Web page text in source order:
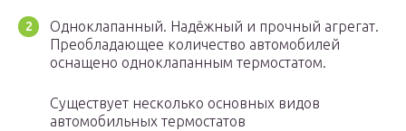
Одноклапанный. Надёжный и прочный агрегат.
Преобладающее количество автомобилей
оснащено одноклапанным термостатом.
Существует несколько основных видов
автомобильных термостатов